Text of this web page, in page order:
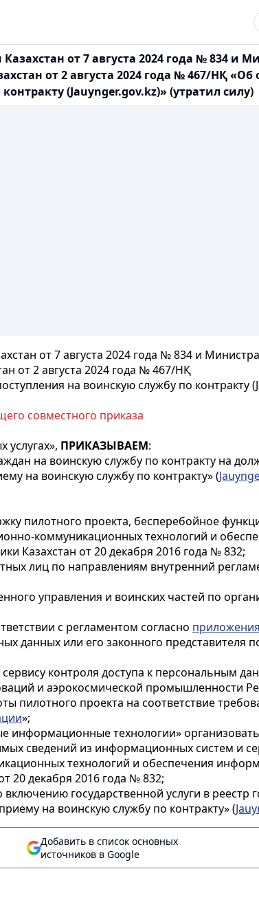
от 7 августа 2024 года № 834 и
от 2 августа 2024 года № 467/НҚ
(Jauynger.gov.kz)» (утратил силу)
от 7 августа 2024 года № 834 и
от 2 августа 2024 года № 467/НҚ
на воинскую службу по контракту
совместного приказа
услугах», ПРИКАЗЫВАЕМ:
на воинскую службу по контракту на
на воинскую службу по контракту» (
пилотного проекта, бесперебойное
коммуникационных технологий и
Казахстан от 20 декабря 2016 года № 832;
лиц по направлениям внутренний
управления и воинских частей по
с регламентом согласно
данных или его законного представителя
сервису контроля доступа к персональным
и аэрокосмической промышленности
пилотного проекта на соответствие
»;
технологии»
сведений из информационных систем и
технологий и обеспечения
20 декабря 2016 года № 832;
государственной услуги в реестр
на воинскую службу по контракту» (
Добавить в список основных
источников в Google